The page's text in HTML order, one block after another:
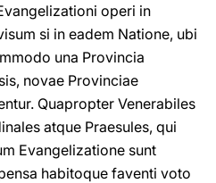
operi in
si in eadem Natione, ubi
una Provincia
novae Provinciae
Quapropter Venerabiles
atque Praesules, qui
Evangelizatione sunt
habitoque faventi voto